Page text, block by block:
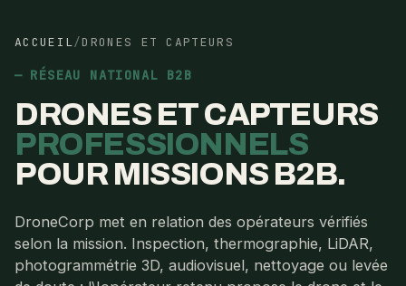
ACCUEIL/DRONES ET CAPTEURS
RÉSEAU NATIONAL B2B
DRONES ET CAPTEURS
PROFESSIONNELS
POUR MISSIONS B2B.
DroneCorp met en relation des opérateurs vérifiés
selon la mission. Inspection, thermographie, LiDAR,
photogrammétrie 3D, audiovisuel, nettoyage ou levée